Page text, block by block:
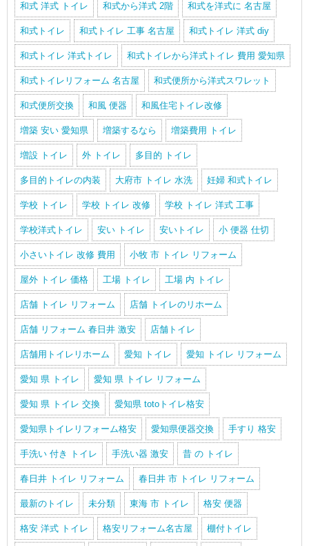
和式 洋式 トイレ 和式から洋式 2階 和式を洋式に 名古屋
和式トイレ 和式トイレ 工事 名古屋 和式トイレ 洋式 diy
和式トイレ 洋式トイレ 和式トイレから洋式トイレ 費用 愛知県
和式トイレリフォーム 名古屋 和式便所から洋式スワレット
和式便所交換 和風 便器 和風住宅トイレ改修
増築 安い 愛知県 増築するなら 増築費用 トイレ
増設 トイレ 外 トイレ 多目的 トイレ
多目的トイレの内装 大府市 トイレ 水洗 妊婦 和式トイレ
学校 トイレ 学校 トイレ 改修 学校 トイレ 洋式 工事
学校洋式トイレ 安い トイレ 安いトイレ 小 便器 仕切
小さいトイレ 改修 費用 小牧 市 トイレ リフォーム
屋外 トイレ 価格 工場 トイレ 工場 内 トイレ
店舗 トイレ リフォーム 店舗 トイレのリホーム
店舗 リフォーム 春日井 激安 店舗トイレ
店舗用トイレリホーム 愛知 トイレ 愛知 トイレ リフォーム
愛知 県 トイレ 愛知 県 トイレ リフォーム
愛知 県 トイレ 交換 愛知県 totoトイレ格安
愛知県トイレリフォーム格安 愛知県便器交換 手すり 格安
手洗い 付き トイレ 手洗い器 激安 昔 の トイレ
春日井 トイレ リフォーム 春日井 市 トイレ リフォーム
最新のトイレ 未分類 東海 市 トイレ 格安 便器
格安 洋式 トイレ 格安リフォーム名古屋 棚付トイレ